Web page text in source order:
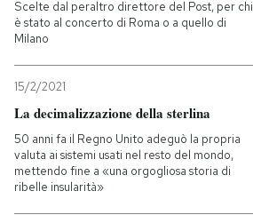
CALENDARIO
AREA PERSONALE
Scelte dal peraltro direttore del Post, per chi
è stato al concerto di Roma o a quello di
Milano
15/2/2021
La decimalizzazione della sterlina
50 anni fa il Regno Unito adeguò la propria
valuta ai sistemi usati nel resto del mondo,
mettendo fine a «una orgogliosa storia di
ribelle insularità»